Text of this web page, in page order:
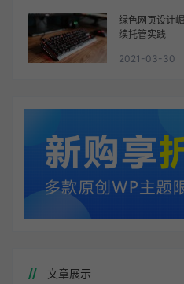
绿色网页设计
续托管实践
2021-03-30
文章展示